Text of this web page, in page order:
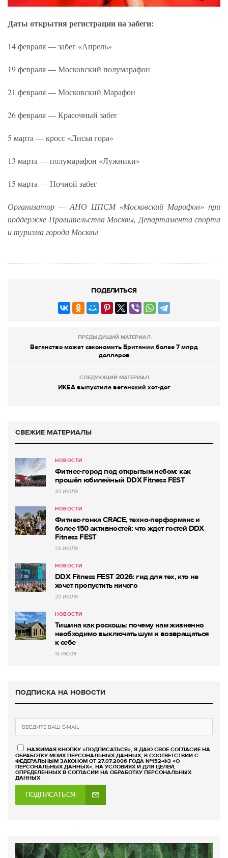
Даты открытия регистрации на забеги:
14 февраля — забег «Апрель»
19 февраля — Московский полумарафон
21 февраля — Московский Марафон
26 февраля — Красочный забег
5 марта — кросс «Лисья гора»
13 марта — полумарафон «Лужники»
15 марта — Ночной забег
Организатор — АНО ЦПСМ «Московский Марафон» при
поддержке Правительства Москвы, Департамента спорта
и туризма города Москвы
ПОДЕЛИТЬСЯ
ПРЕДЫДУЩИЙ МАТЕРИАЛ
Веганство может сэкономить Британии более 7 млрд
долларов
СЛЕДУЮЩИЙ МАТЕРИАЛ
ИКЕА выпустила веганский хот-дог
СВЕЖИЕ МАТЕРИАЛЫ
НОВОСТИ
Фитнес-город под открытым небом: как
прошёл юбилейный DDX Fitness FEST
30 ИЮЛЯ
НОВОСТИ
Фитнес-гонка CRACE, техно-перформанс и
более 150 активностей: что ждет гостей DDX
Fitness FEST
23 ИЮЛЯ
НОВОСТИ
DDX Fitness FEST 2026: гид для тех, кто не
хочет пропустить ничего
20 ИЮЛЯ
НОВОСТИ
Тишина как роскошь: почему нам жизненно
необходимо выключать шум и возвращаться
к себе
14 ИЮЛЯ
ПОДПИСКА НА НОВОСТИ
НАЖИМАЯ КНОПКУ «ПОДПИСАТЬСЯ», Я ДАЮ СВОЕ СОГЛАСИЕ НА
ОБРАБОТКУ МОИХ ПЕРСОНАЛЬНЫХ ДАННЫХ, В СООТВЕТСТВИИ С
ФЕДЕРАЛЬНЫМ ЗАКОНОМ ОТ 27.07.2006 ГОДА №152-ФЗ «О
ПЕРСОНАЛЬНЫХ ДАННЫХ», НА УСЛОВИЯХ И ДЛЯ ЦЕЛЕЙ,
ОПРЕДЕЛЕННЫХ В СОГЛАСИИ НА ОБРАБОТКУ ПЕРСОНАЛЬНЫХ
ДАННЫХ
ПОДПИСАТЬСЯ